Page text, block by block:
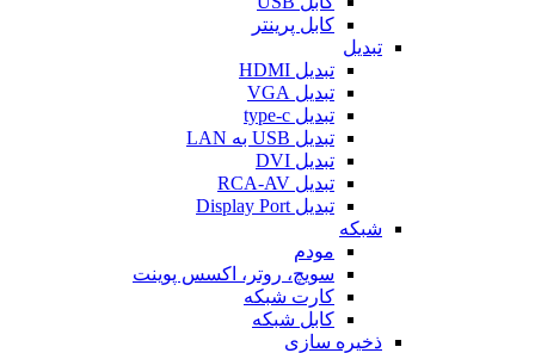
کابل پرینتر
تبدیل
تبدیل HDMI
تبدیل VGA
تبدیل type-c
تبدیل USB به LAN
تبدیل DVI
تبدیل RCA-AV
تبدیل Display Port
شبکه
مودم
سویچ، روتر، اکسس پوینت
کارت شبکه
کابل شبکه
ذخیره سازی